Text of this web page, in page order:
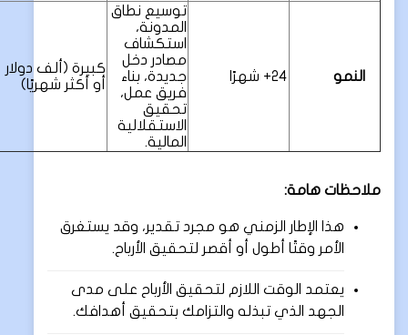
النمو 24+ شهرًا
توسيع نطاق
المدونة،
استكشاف
مصادر دخل
جديدة، بناء
فريق عمل،
تحقيق
الاستقلالية
المالية.
كبيرة (ألف دولار
أو أكثر شهريًا)
ملاحظات هامة:
هذا الإطار الزمني هو مجرد تقدير، وقد يستغرق
الأمر وقتًا أطول أو أقصر لتحقيق الأرباح.
يعتمد الوقت اللازم لتحقيق الأرباح على مدى
الجهد الذي تبذله والتزامك بتحقيق أهدافك.